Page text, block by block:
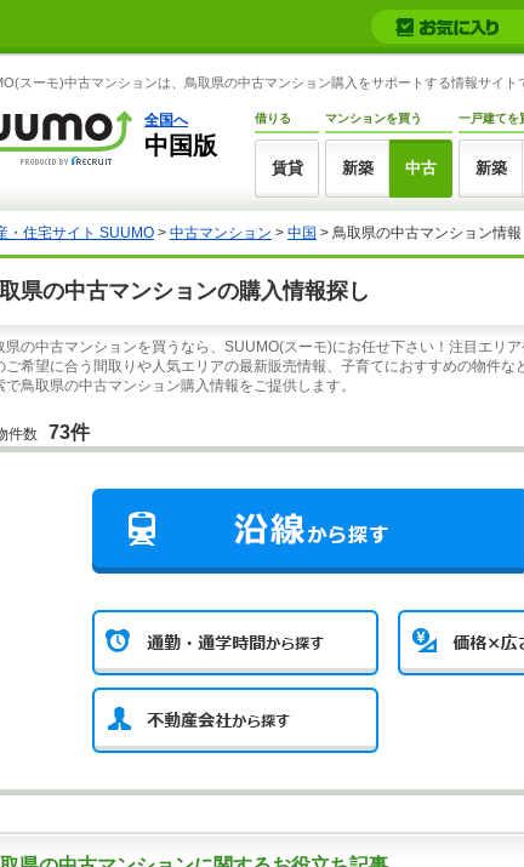
スーモ)中古マンションは、鳥取県の中古マンション購入をサポートする情報サイト
全国へ
中国版
借りる
賃貸
マンションを買う
新築 中古
一戸建てを
新築
・住宅サイト SUUMO > 中古マンション > 中国 > 鳥取県の中古マンション情報
県の中古マンションの購入情報探し
県の中古マンションを買うなら、SUUMO(スーモ)にお任せ下さい！注目エリ
ご希望に合う間取りや人気エリアの最新販売情報、子育てにおすすめの物件
で鳥取県の中古マンション購入情報をご提供します。
件数 73件